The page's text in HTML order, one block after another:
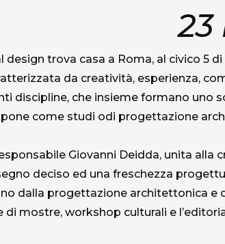
design trova casa a Roma, al civico 5
da creatività, esperienza,
discipline, che insieme formano uno
come studi odi progettazione
Giovanni Deidda, unita
deciso ed una freschezza
dalla progettazione architettonica e
di mostre, workshop culturali e